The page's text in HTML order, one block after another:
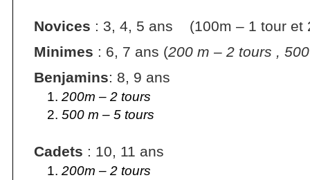
Novices : 3, 4, 5 ans (100m – 1 tour et
Minimes : 6, 7 ans (200 m – 2 tours ,
Benjamins: 8, 9 ans
200m – 2 tours
500 m – 5 tours
Cadets : 10, 11 ans
200m – 2 tours